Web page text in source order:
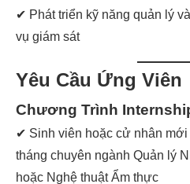
✔ Phát triển kỹ năng quản lý
vụ giám sát
Yêu Cầu Ứng Viên
Chương Trình
✔ Sinh viên hoặc cử nhân mới
tháng chuyên ngành Quản lý
hoặc Nghệ thuật Ẩm thực